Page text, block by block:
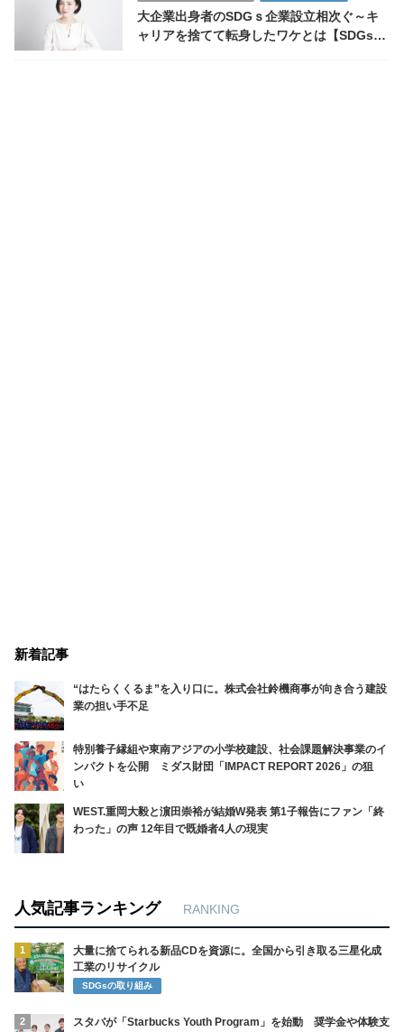
大企業出身者のSDGｓ企業設立相次ぐ～キ
ャリアを捨てて転身したワケとは【SDGs新
新着記事
“はたらくくるま”を入り口に。株式会社鈴機商事が向き合う建設
業の担い手不足
特別養子縁組や東南アジアの小学校建設、社会課題解決事業のイ
ンパクトを公開 ミダス財団「IMPACT REPORT 2026」の狙
い
WEST.重岡大毅と濵田崇裕が結婚W発表 第1子報告にファン「終
わった」の声 12年目で既婚者4人の現実
人気記事ランキング RANKING
1
大量に捨てられる新品CDを資源に。全国から引き取る三星化成
工業のリサイクル
SDGsの取り組み
2 スタバが「Starbucks Youth Program」を始動 奨学金や体験支